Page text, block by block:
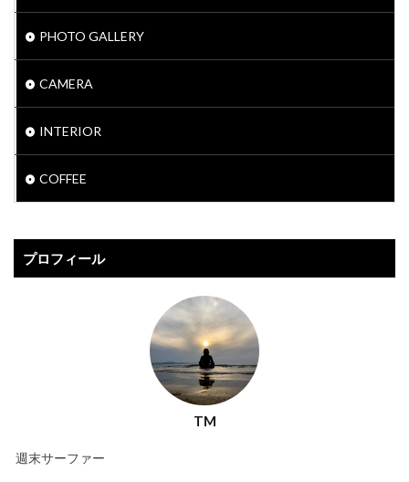
PHOTO GALLERY
CAMERA
INTERIOR
COFFEE
プロフィール
TM
週末サーファー